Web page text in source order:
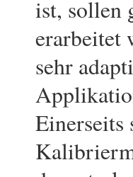
ist, sollen
erarbeitet
sehr
Einerseits